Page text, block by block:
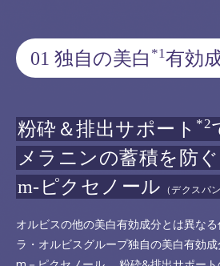
01 独自の美白 *1有効
粉砕＆排出サポート *2
メラニンの蓄積を防ぐ
m-ピクセノール
（デクスパ
オルビスの他の美白有効成分とは異な
ラ・オルビスグループ独自の美白有効